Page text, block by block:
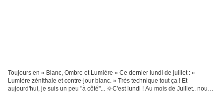
Toujours en « Blanc, Ombre et Lumière » Ce dernier lundi de juillet : «
Lumière zénithale et contre-jour blanc. » Très technique tout ça ! Et
aujourd'hui, je suis un peu "à côté"... 🔆C'est lundi ! Au mois de Juillet.. nous